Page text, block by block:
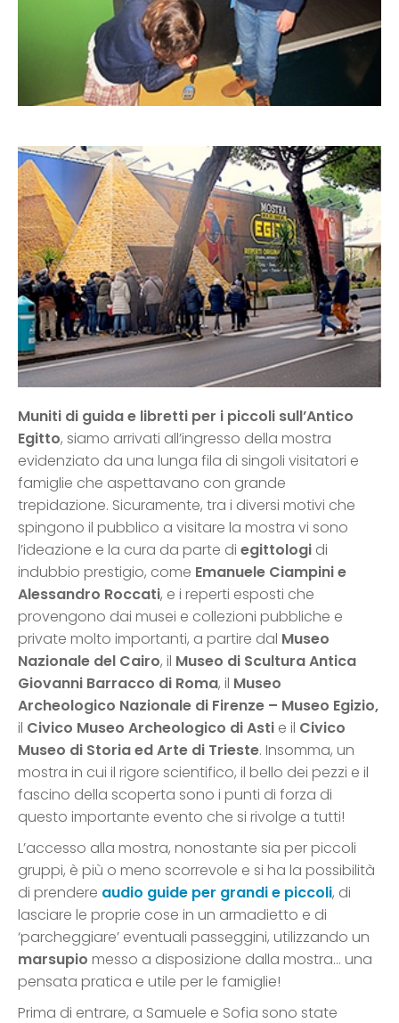
Muniti di guida e libretti per i piccoli sull’Antico
Egitto, siamo arrivati all’ingresso della mostra
evidenziato da una lunga fila di singoli visitatori e
famiglie che aspettavano con grande
trepidazione. Sicuramente, tra i diversi motivi che
spingono il pubblico a visitare la mostra vi sono
l’ideazione e la cura da parte di egittologi di
indubbio prestigio, come Emanuele Ciampini e
Alessandro Roccati, e i reperti esposti che
provengono dai musei e collezioni pubbliche e
private molto importanti, a partire dal Museo
Nazionale del Cairo, il Museo di Scultura Antica
Giovanni Barracco di Roma, il Museo
Archeologico Nazionale di Firenze – Museo Egizio,
il Civico Museo Archeologico di Asti e il Civico
Museo di Storia ed Arte di Trieste. Insomma, un
mostra in cui il rigore scientifico, il bello dei pezzi e il
fascino della scoperta sono i punti di forza di
questo importante evento che si rivolge a tutti!
L’accesso alla mostra, nonostante sia per piccoli
gruppi, è più o meno scorrevole e si ha la possibilità
di prendere audio guide per grandi e piccoli, di
lasciare le proprie cose in un armadietto e di
‘parcheggiare’ eventuali passeggini, utilizzando un
marsupio messo a disposizione dalla mostra… una
pensata pratica e utile per le famiglie!
Prima di entrare, a Samuele e Sofia sono state